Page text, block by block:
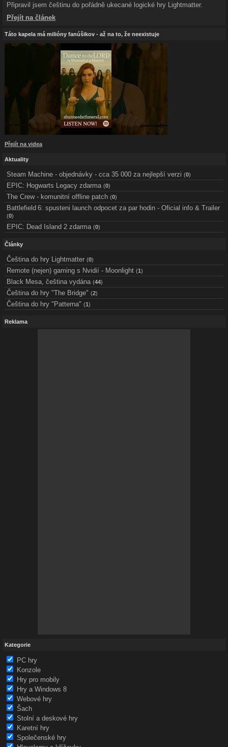
Připravil jsem češtinu do pořádně ukecané logické hry Lightmatter.
Přejít na článek
Táto kapela má milióny fanúšikov - až na to, že neexistuje
Přejít na videa
Aktuality
Steam Machine - objednávky - cca 35 000 za nejlepší verzi (0)
EPIC: Hogwarts Legacy zdarma (0)
The Crew - komunitní offline patch (0)
Battlefield 6: spusteni launch odpocet za par hodin - Oficial info & Trailer
(0)
EPIC: Dead Island 2 zdarma (0)
Články
Čeština do hry Lightmatter (0)
Remote (nejen) gaming s Nvidií - Moonlight (1)
Black Mesa, čeština vydána (44)
Čeština do hry "The Bridge" (2)
Čeština do hry "Patterna" (1)
Reklama
Kategorie
PC hry
Konzole
Hry pro mobily
Hry a Windows 8
Webové hry
Šach
Stolní a deskové hry
Karetní hry
Společenské hry